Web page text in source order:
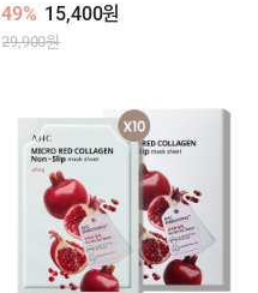
49% 15,400원
29,900원